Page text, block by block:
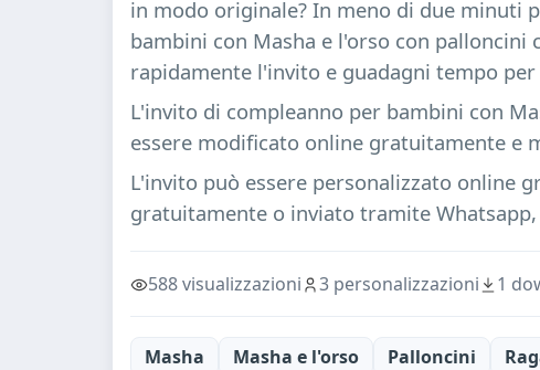
in modo originale? In meno di due minuti
bambini con Masha e l'orso con
rapidamente l'invito e guadagni tempo
L'invito di compleanno per bambini con
essere modificato online gratuitamente e
L'invito può essere personalizzato online
gratuitamente o inviato tramite
588 visualizzazioni 3 personalizzazioni 1
Masha Masha e l'orso Palloncini